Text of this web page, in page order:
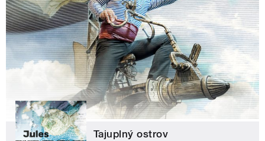
Tajuplný ostrov